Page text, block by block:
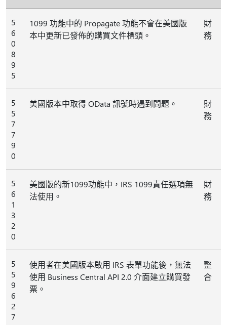
5
6
0
8
9
5
1099 功能中的 Propagate 功能不會在美國版
本中更新已發佈的購買文件標頭。
財
務
5
5
7
7
9
0
美國版本中取得 OData 訊號時遇到問題。
財
務
5
6
1
3
2
0
美國版的新1099功能中，IRS 1099責任選項無
法使用。
財
務
5
5
9
6
2
7
使用者在美國版本啟用 IRS 表單功能後，無法
使用 Business Central API 2.0 介面建立購買發
票。
整
合